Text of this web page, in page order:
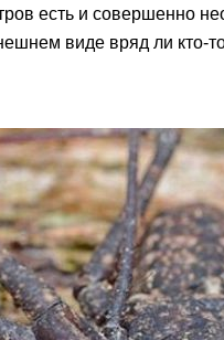
есть и совершенно
виде вряд ли кто-